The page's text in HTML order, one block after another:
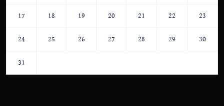
17 18 19 20 21 22 23
24 25 26 27 28 29 30
31